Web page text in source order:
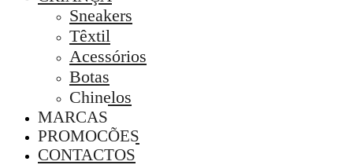
Sneakers
Têxtil
Acessórios
Botas
Chinelos
MARCAS
PROMOÇÕES
CONTACTOS